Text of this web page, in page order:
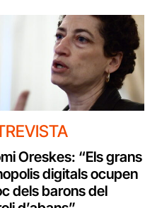
Oreskes: “Els grans
digitals ocupen
dels barons del